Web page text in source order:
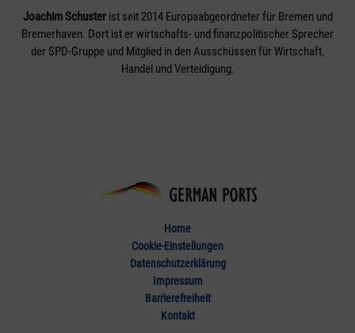
Joachim Schuster ist seit 2014 Europaabgeordneter für Bremen und
Bremerhaven. Dort ist er wirtschafts- und finanzpolitischer Sprecher
der SPD-Gruppe und Mitglied in den Ausschüssen für Wirtschaft,
Handel und Verteidigung.
Home
Cookie-Einstellungen
Datenschutzerklärung
Impressum
Barrierefreiheit
Kontakt